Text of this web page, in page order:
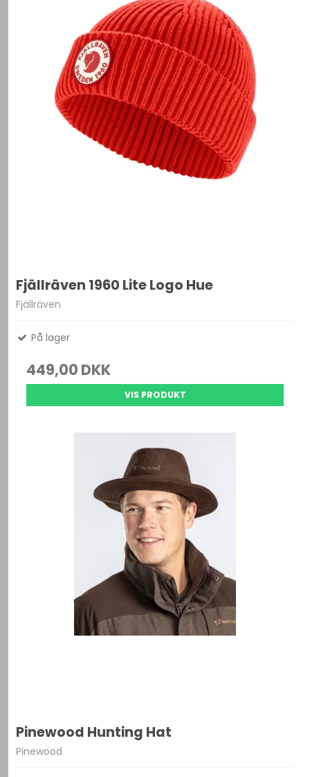
Fjällräven 1960 Lite Logo Hue
Fjällräven
På lager
449,00 DKK
VIS PRODUKT
Pinewood Hunting Hat
Pinewood